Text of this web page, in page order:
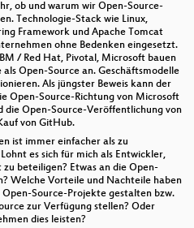
ob und warum wir Open-Source-
Technologie-Stack wie Linux,
Framework und Apache Tomcat
ohne Bedenken eingesetzt.
/ Red Hat, Pivotal, Microsoft bauen
Open-Source an. Geschäftsmodelle
Als jüngster Beweis kann der
Open-Source-Richtung von Microsoft
die Open-Source-Veröffentlichung von
von GitHub.
ist immer einfacher als zu
es sich für mich als Entwickler,
beteiligen? Etwas an die Open-
Welche Vorteile und Nachteile haben
Source-Projekte gestalten bzw.
zur Verfügung stellen? Oder
dies leisten?